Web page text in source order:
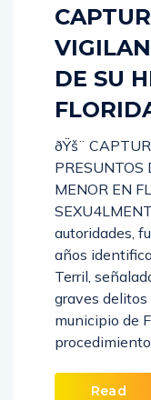
DE SU
ðŸš¨
PRESUNTOS
MENOR EN
autoridades,
años
Terril,
graves
municipio de
Read